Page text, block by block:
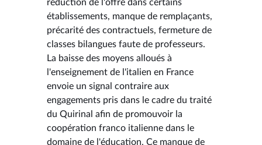
réduction de l'offre dans certains
établissements, manque de remplaçants,
précarité des contractuels, fermeture de
classes bilangues faute de professeurs.
La baisse des moyens alloués à
l'enseignement de l'italien en France
envoie un signal contraire aux
engagements pris dans le cadre du traité
du Quirinal afin de promouvoir la
coopération franco italienne dans le
domaine de l'éducation. Ce manque de